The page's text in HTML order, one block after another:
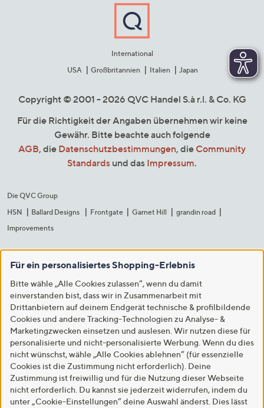
International
USA
Großbritannien Italien Japan
Copyright © 2001 - 2026 QVC Handel S.à r.l. & Co. KG
Für die Richtigkeit der Angaben übernehmen wir keine
Gewähr. Bitte beachte auch folgende
AGB, die Datenschutzbestimmungen, die Community
Standards und das Impressum.
Die QVC Group
HSN
Ballard Designs Frontgate Garnet Hill
grandin road
Improvements
Für ein personalisiertes Shopping-Erlebnis
Bitte wähle „Alle Cookies zulassen“, wenn du damit
einverstanden bist, dass wir in Zusammenarbeit mit
Drittanbietern auf deinem Endgerät technische & profilbildende
Cookies und andere Tracking-Technologien zu Analyse- &
Marketingzwecken einsetzen und auslesen. Wir nutzen diese für
personalisierte und nicht-personalisierte Werbung. Wenn du dies
nicht wünschst, wähle „Alle Cookies ablehnen“ (für essenzielle
Cookies ist die Zustimmung nicht erforderlich). Deine
Zustimmung ist freiwillig und für die Nutzung dieser Webseite
nicht erforderlich. Du kannst sie jederzeit widerrufen, indem du
unter „Cookie-Einstellungen“ deine Auswahl änderst. Dies lässt